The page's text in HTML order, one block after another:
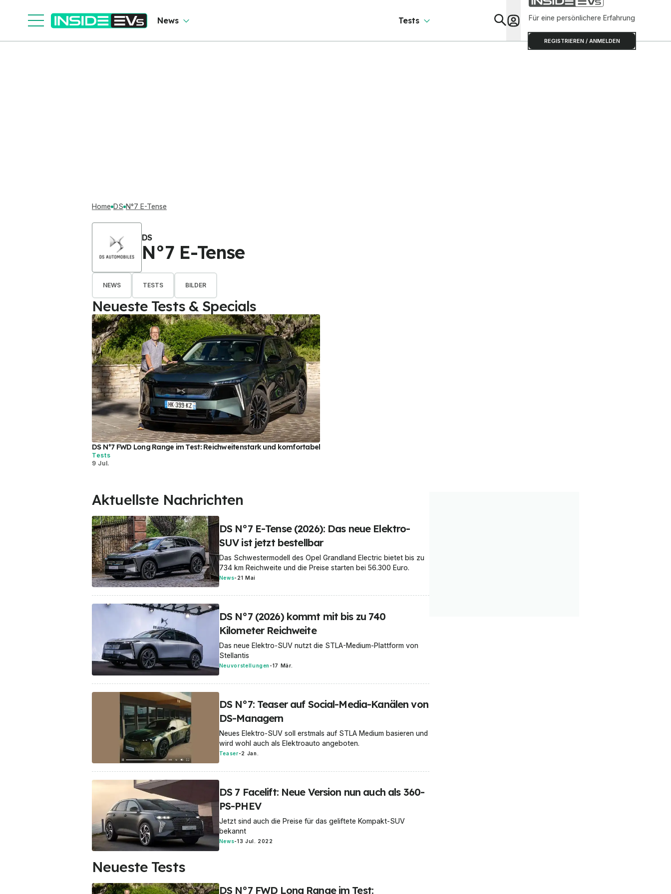
News Tests Für eine persönlichere Erfahrung
REGISTRIEREN / ANMELDEN
Home DS N°7 E-Tense
DS
N°7 E-Tense
NEWS TESTS BILDER
Neueste Tests & Specials
DS N°7 FWD Long Range im Test: Reichweitenstark und komfortabel
Tests
9 Jul.
Aktuellste Nachrichten
DS N°7 E-Tense (2026): Das neue Elektro-
SUV ist jetzt bestellbar
Das Schwestermodell des Opel Grandland Electric bietet bis zu
734 km Reichweite und die Preise starten bei 56.300 Euro.
News- 21 Mai
DS N°7 (2026) kommt mit bis zu 740
Kilometer Reichweite
Das neue Elektro-SUV nutzt die STLA-Medium-Plattform von
Stellantis
Neuvorstellungen -17 Mär.
DS N°7: Teaser auf Social-Media-Kanälen von
DS-Managern
Neues Elektro-SUV soll erstmals auf STLA Medium basieren und
wird wohl auch als Elektroauto angeboten.
Teaser-2 Jan.
DS 7 Facelift: Neue Version nun auch als 360-
PS-PHEV
Jetzt sind auch die Preise für das geliftete Kompakt-SUV
bekannt
News-13 Jul. 2022
Neueste Tests
DS N°7 FWD Long Range im Test: